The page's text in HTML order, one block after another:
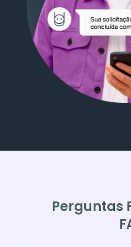
Perguntas